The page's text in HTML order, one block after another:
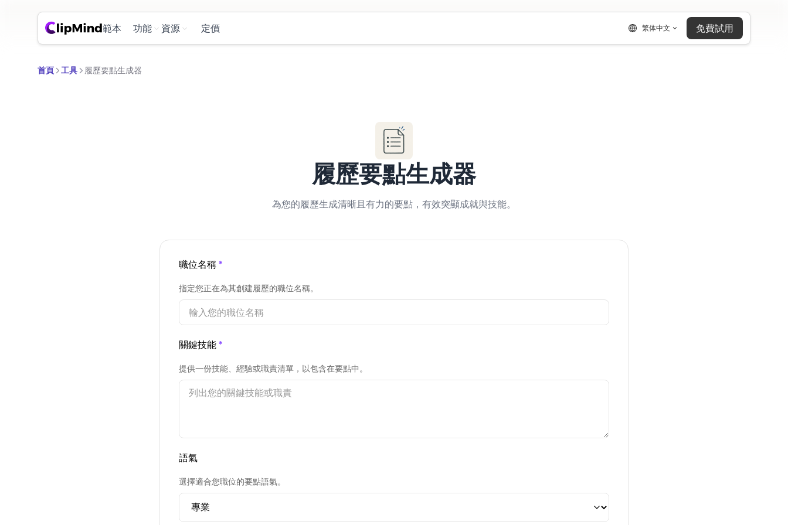
範本 功能 資源 定價 繁体中文 免費試用
首頁 工具 履歷要點生成器
履歷要點生成器
為您的履歷生成清晰且有力的要點，有效突顯成就與技能。
職位名稱 *
指定您正在為其創建履歷的職位名稱。
關鍵技能 *
提供一份技能、經驗或職責清單，以包含在要點中。
語氣
選擇適合您職位的要點語氣。